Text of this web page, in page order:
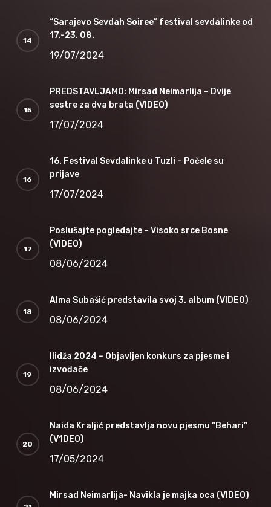
“Sarajevo Sevdah Soiree” festival sevdalinke od
17.-23. 08.
19/07/2024
PREDSTAVLJAMO: Mirsad Neimarlija – Dvije
sestre za dva brata (VIDEO)
17/07/2024
16. Festival Sevdalinke u Tuzli – Počele su
prijave
17/07/2024
Poslušajte pogledajte – Visoko srce Bosne
(VIDEO)
08/06/2024
Alma Subašić predstavila svoj 3. album (VIDEO)
08/06/2024
Ilidža 2024 – Objavljen konkurs za pjesme i
izvođače
08/06/2024
Naida Kraljić predstavlja novu pjesmu “Behari”
(V1DEO)
17/05/2024
Mirsad Neimarlija- Navikla je majka oca (VIDEO)